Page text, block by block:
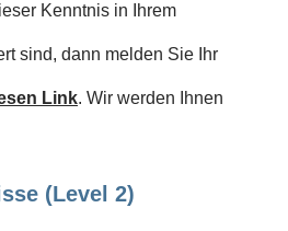
Kenntnis in Ihrem
sind, dann melden Sie Ihr
Link. Wir werden Ihnen
(Level 2)